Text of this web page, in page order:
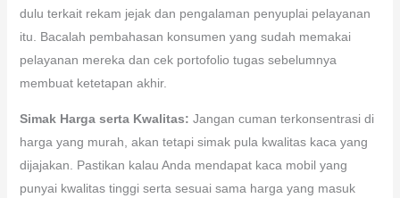
dulu terkait rekam jejak dan pengalaman penyuplai pelayanan
itu. Bacalah pembahasan konsumen yang sudah memakai
pelayanan mereka dan cek portofolio tugas sebelumnya
membuat ketetapan akhir.
Simak Harga serta Kwalitas: Jangan cuman terkonsentrasi di
harga yang murah, akan tetapi simak pula kwalitas kaca yang
dijajakan. Pastikan kalau Anda mendapat kaca mobil yang
punyai kwalitas tinggi serta sesuai sama harga yang masuk